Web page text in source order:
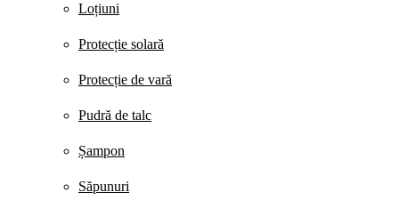
Loțiuni
Protecție solară
Protecție de vară
Pudră de talc
Șampon
Săpunuri